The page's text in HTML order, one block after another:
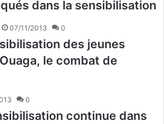
dans la sensibilisation
07/11/2013 0
des jeunes
le combat de
0
continue dans